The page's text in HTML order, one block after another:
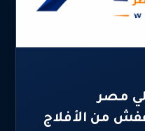
مصر
نقل عفش من الأفلاج